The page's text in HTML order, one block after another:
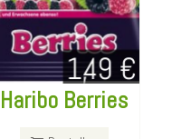
Haribo Berries
Mozarella